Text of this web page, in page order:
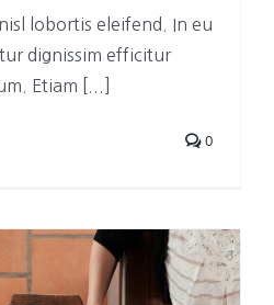
lobortis eleifend. In eu
dignissim efficitur
Etiam [...]
0